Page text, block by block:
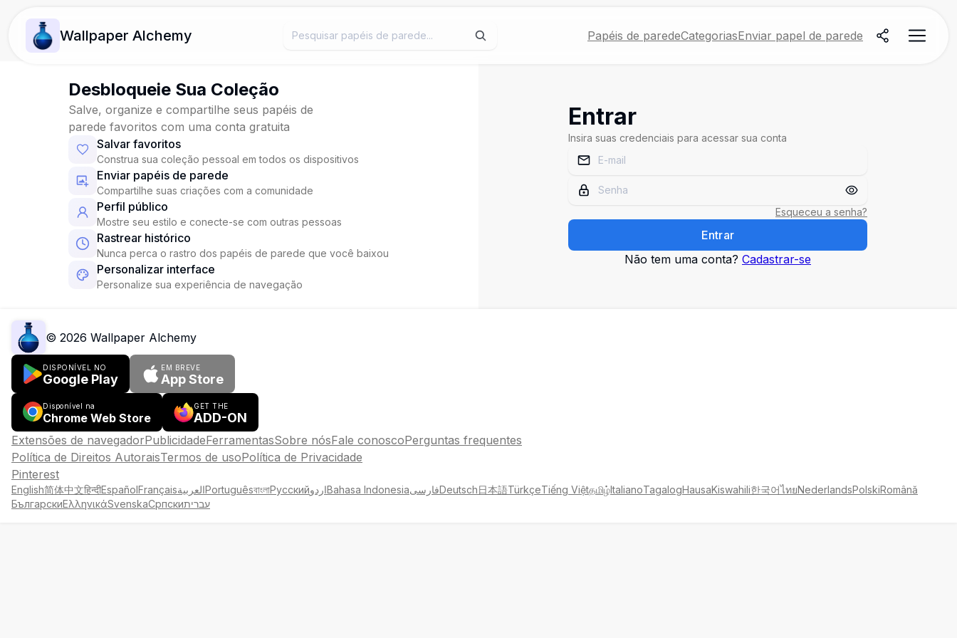
Wallpaper Alchemy Papéis de paredeCategoriasEnviar papel de parede
Desbloqueie Sua Coleção
Salve, organize e compartilhe seus papéis de
parede favoritos com uma conta gratuita
Salvar favoritos
Construa sua coleção pessoal em todos os dispositivos
Enviar papéis de parede
Compartilhe suas criações com a comunidade
Perfil público
Mostre seu estilo e conecte-se com outras pessoas
Rastrear histórico
Nunca perca o rastro dos papéis de parede que você baixou
Personalizar interface
Personalize sua experiência de navegação
Entrar
Insira suas credenciais para acessar sua conta
Esqueceu a senha?
Entrar
Não tem uma conta? Cadastrar-se
© 2026 Wallpaper Alchemy
DISPONÍVEL NO
Google Play
EM BREVE
App Store
Disponível na
Chrome Web Store
GET THE
ADD-ON
Extensões de navegadorPublicidadeFerramentasSobre nósFale conoscoPerguntas frequentes
Política de Direitos AutoraisTermos de usoPolítica de Privacidade
Pinterest
English简体中文हिन्दीEspañolFrançaisالعربيةPortuguêsবাংলাРусскийاردوBahasa IndonesiaفارسیDeutsch日本語TürkçeTiếng Việtதமிழ்ItalianoTagalogHausaKiswahili한국어ไทยNederlandsPolskiRomână
БългарскиΕλληνικάSvenskaСрпскиעברית